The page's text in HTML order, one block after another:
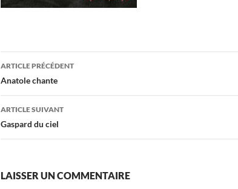
Navigation
des
articles
ARTICLE PRÉCÉDENT
Anatole chante
ARTICLE SUIVANT
Gaspard du ciel
LAISSER UN COMMENTAIRE